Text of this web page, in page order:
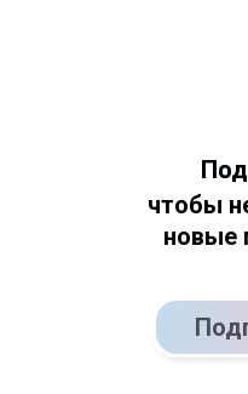
чтобы
новые